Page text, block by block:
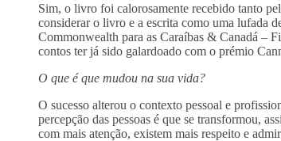
Sim, o livro foi calorosamente recebido tanto
considerar o livro e a escrita como uma lufada
Commonwealth para as Caraíbas & Canadá –
contos ter já sido galardoado com o prémio
O que é que mudou na sua vida?
O sucesso alterou o contexto pessoal e
percepção das pessoas é que se transformou,
com mais atenção, existem mais respeito e